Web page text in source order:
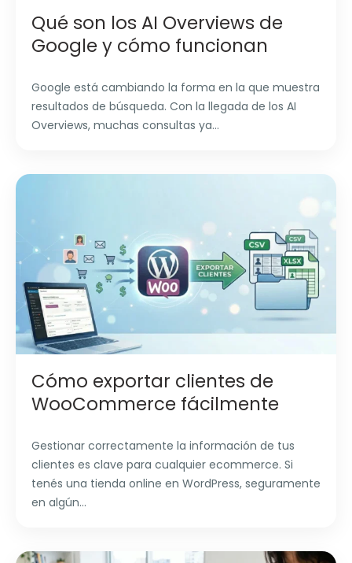
Qué son los AI Overviews de
Google y cómo funcionan
Google está cambiando la forma en la que muestra
resultados de búsqueda. Con la llegada de los AI
Overviews, muchas consultas ya...
Cómo exportar clientes de
WooCommerce fácilmente
Gestionar correctamente la información de tus
clientes es clave para cualquier ecommerce. Si
tenés una tienda online en WordPress, seguramente
en algún...